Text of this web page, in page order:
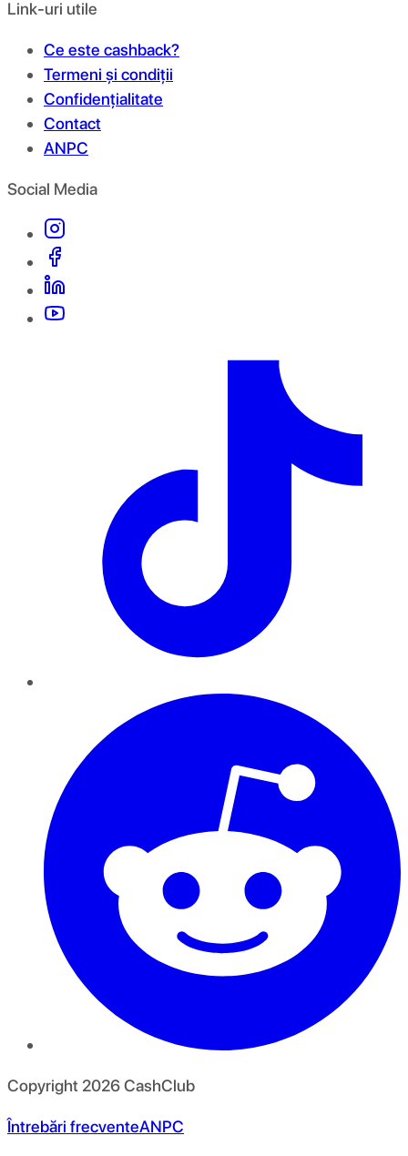
Link-uri utile
Ce este cashback?
Termeni și condiții
Confidențialitate
Contact
ANPC
Social Media
Copyright 2026CashClub
Întrebări frecventeANPC